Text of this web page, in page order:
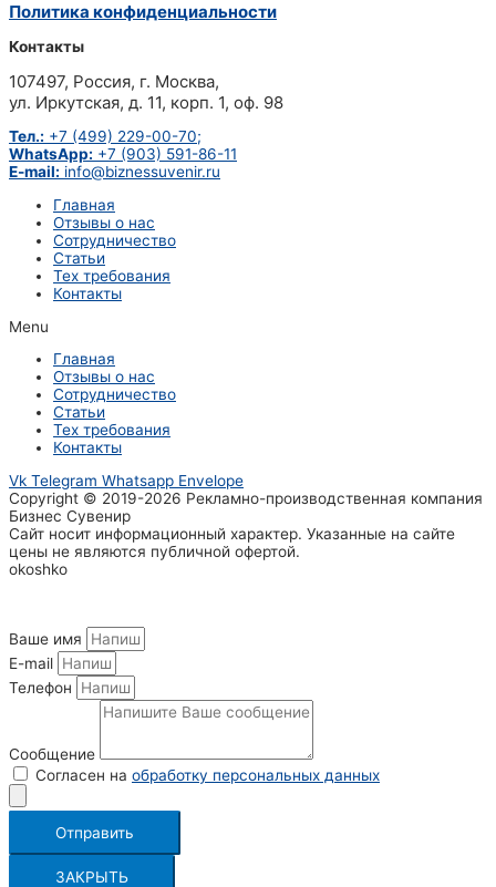
Политика конфиденциальности
Контакты
107497, Россия, г. Москва,
ул. Иркутская, д. 11, корп. 1, оф. 98
Тел.: +7 (499) 229-00-70;
WhatsApp: +7 (903) 591-86-11
E-mail: info@biznessuvenir.ru
Главная
Отзывы о нас
Сотрудничество
Статьи
Тех требования
Контакты
Menu
Главная
Отзывы о нас
Сотрудничество
Статьи
Тех требования
Контакты
Vk Telegram Whatsapp Envelope
Copyright © 2019-2026 Рекламно-производственная компания
Бизнес Сувенир
Сайт носит информационный характер. Указанные на сайте
цены не являются публичной офертой.
okoshko
Ваше имя
E-mail
Телефон
Сообщение
Согласен на обработку персональных данных
Отправить
ЗАКРЫТЬ